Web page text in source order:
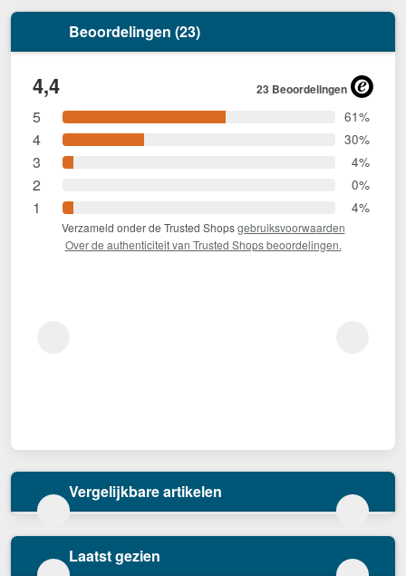
Beoordelingen (23)
4,4 23 Beoordelingen
5 61%
4 30%
3 4%
2 0%
1 4%
Verzameld onder de Trusted Shopsgebruiksvoorwaarden
Over de authenticiteit van Trusted Shops beoordelingen.
Vergelijkbare artikelen
Laatst gezien